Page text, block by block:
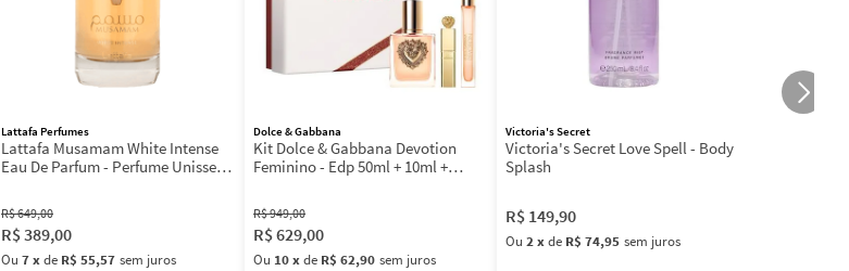
Lattafa Perfumes
Lattafa Musamam White Intense
Eau De Parfum - Perfume Unissex
R$649,00
R$389,00
Ou 7xde R$ 55,57 sem juros
Dolce & Gabbana
Kit Dolce & Gabbana Devotion
Feminino - Edp 50ml + 10ml +
R$949,00
R$629,00
Ou 10xde R$ 62,90 sem juros
Victoria's Secret
Victoria's Secret Love Spell - Body
Splash
R$ 149,90
Ou 2xde R$ 74,95 sem juros